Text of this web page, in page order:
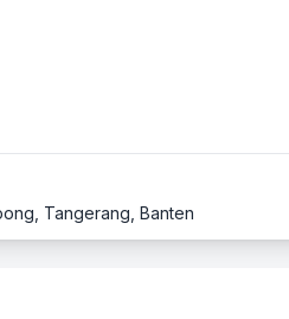
Tangerang, Banten